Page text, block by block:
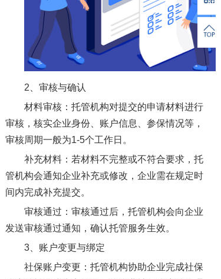
2、审核与确认
材料审核：托管机构对提交的申请材料进行
审核，核实企业身份、账户信息、参保情况等，
审核周期一般为1-5个工作日。
补充材料：若材料不完整或不符合要求，托
管机构会通知企业补充或修改，企业需在规定时
间内完成补充提交。
审核通过：审核通过后，托管机构会向企业
发送审核通过通知，确认托管服务生效。
3、账户变更与绑定
社保账户变更：托管机构协助企业完成社保